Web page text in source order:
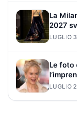
La
2027
LUGLIO
Le foto
LUGLIO